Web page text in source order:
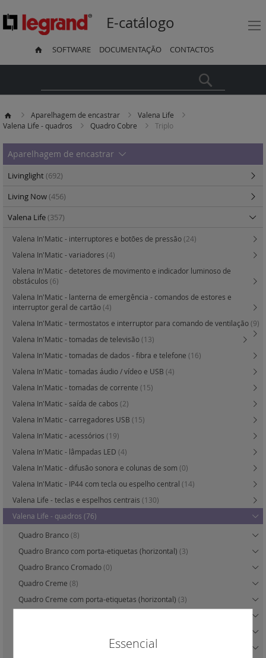
E-catálogo
SOFTWARE DOCUMENTAÇÃO CONTACTOS
Aparelhagem de encastrar
Valena Life
Valena Life - quadros
Quadro Cobre Triplo
Aparelhagem de encastrar
Livinglight(692)
Living Now(456)
Valena Life(357)
Valena In'Matic - interruptores e botões de pressão(24)
Valena In'Matic - variadores (4)
Valena In'Matic - detetores de movimento e indicador luminoso de
obstáculos (6)
Valena In'Matic - lanterna de emergência - comandos de estores e
interruptor geral de cartão(4)
Valena In'Matic - termostatos e interruptor para comando de ventilação(9)
Valena In'Matic - tomadas de televisão(13)
Valena In'Matic - tomadas de dados - fibra e telefone (16)
Valena In'Matic - tomadas áudio / vídeo e USB (4)
Valena In'Matic - tomadas de corrente (15)
Valena In'Matic - saída de cabos (2)
Valena In'Matic - carregadores USB (15)
Valena In'Matic - acessórios (19)
Valena In'Matic - lâmpadas LED (4)
Valena In'Matic - difusão sonora e colunas de som (0)
Valena In'Matic - IP44 com tecla ou espelho central (14)
Valena Life - teclas e espelhos centrais (130)
Valena Life - quadros (76)
Quadro Branco(8)
Quadro Branco com porta-etiquetas (horizontal) (3)
Quadro Branco Cromado(0)
Quadro Creme (8)
Quadro Creme com porta-etiquetas (horizontal) (3)
Essencial